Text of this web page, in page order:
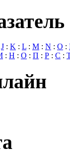
J : K : L : M : N : O :
: Н : О : П : Р : С :